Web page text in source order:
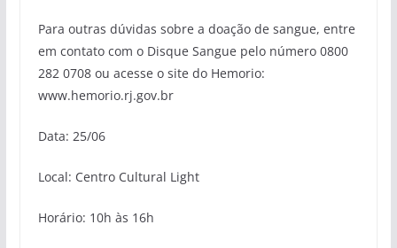
Para outras dúvidas sobre a doação de sangue, entre
em contato com o Disque Sangue pelo número 0800
282 0708 ou acesse o site do Hemorio:
www.hemorio.rj.gov.br
Data: 25/06
Local: Centro Cultural Light
Horário: 10h às 16h